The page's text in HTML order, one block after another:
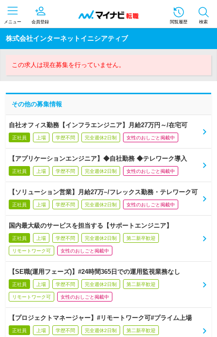
メニュー 会員登録 閲覧履歴 検索
株式会社インターネットイニシアティブ
この求人は現在募集を行っていません。
その他の募集情報
自社オフィス勤務【インフラエンジニア】月給27万円～/在宅可
正社員 上場 学歴不問 完全週休2日制 女性のおしごと掲載中
【アプリケーションエンジニア】◆自社勤務 ◆テレワーク導入
正社員 上場 学歴不問 完全週休2日制 女性のおしごと掲載中
【ソリューション営業】月給27万~/フレックス勤務・テレワーク可
正社員 上場 学歴不問 完全週休2日制 女性のおしごと掲載中
国内最大級のサービスを担当する【サポートエンジニア】
正社員 上場 学歴不問 完全週休2日制 第二新卒歓迎
リモートワーク可 女性のおしごと掲載中
【SE職(運用フェーズ)】#24時間365日での運用監視業務なし
正社員 上場 学歴不問 完全週休2日制 第二新卒歓迎
リモートワーク可 女性のおしごと掲載中
【プロジェクトマネージャー】#リモートワーク可#プライム上場
正社員 上場 学歴不問 完全週休2日制 第二新卒歓迎